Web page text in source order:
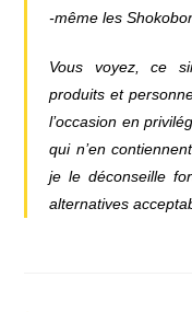
-même les
Vous voyez, ce
produits et
l’occasion en
qui n’en
je le déconseille
alternatives